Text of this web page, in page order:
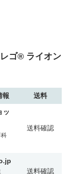
ゴ® ライオン
報 送料
ッ
科
送料確認
送料確認